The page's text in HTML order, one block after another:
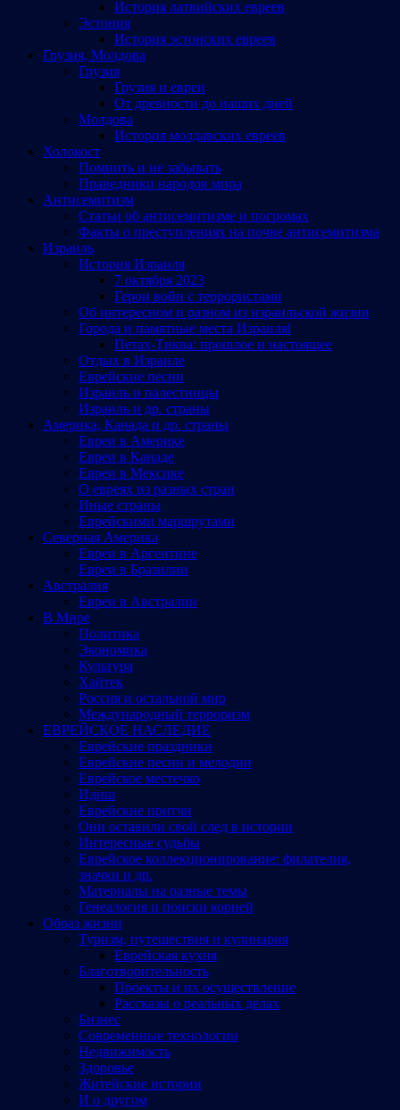
История латвийских евреев
Эстония
История эстонских евреев
Грузия, Молдова
Грузия
Грузия и евреи
От древности до наших дней
Молдова
История молдавских евреев
Холокост
Помнить и не забывать
Праведники народов мира
Антисемитизм
Статьи об антисемитизме и погромах
Факты о преступлениях на почве антисемитизма
Израиль
История Израиля
7 октября 2023
Герои войн с террористами
Об интересном и разном из израильской жизни
Города и памятные места Израиляl
Петах-Тиква: прошлое и настоящее
Отдых в Израиле
Еврейские песни
Израиль и палестинцы
Израиль и др. страны
Америка, Канада и др. страны
Евреи в Америке
Евреи в Канаде
Евреи в Мексике
О евреях из разных стран
Иные страны
Еврейскими маршрутами
Северная Америка
Евреи в Аргентине
Евреи в Бразилии
Австралия
Евреи в Австралии
В Мире
Политика
Экономика
Культура
Хайтек
Россия и остальной мир
Международный терроризм
ЕВРЕЙСКОЕ НАСЛЕДИЕ
Еврейские праздники
Еврейские песни и мелодии
Еврейское местечко
Идиш
Еврейские притчи
Они оставили свой след в истории
Интересные судьбы
Еврейское коллекционирование: филателия,
значки и др.
Материалы на разные темы
Генеалогия и поиски корней
Образ жизни
Туризм, путешествия и кулинария
Еврейская кухня
Благотворительность
Проекты и их осуществление
Рассказы о реальных делах
Бизнес
Современные технологии
Недвижимость
Здоровье
Житейские истории
И о другом